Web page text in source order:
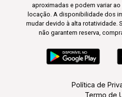
aproximadas e podem variar
locação. A disponibilidade dos
mudar devido à alta rotatividade.
não garantem reserva,
Política de
Termo de